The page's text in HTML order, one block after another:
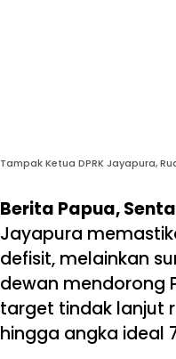
Tampak Ketua DPRK Jayapura,
Berita Papua,
Jayapura
defisit, melainkan
dewan mendorong
target tindak lanjut
hingga angka ideal